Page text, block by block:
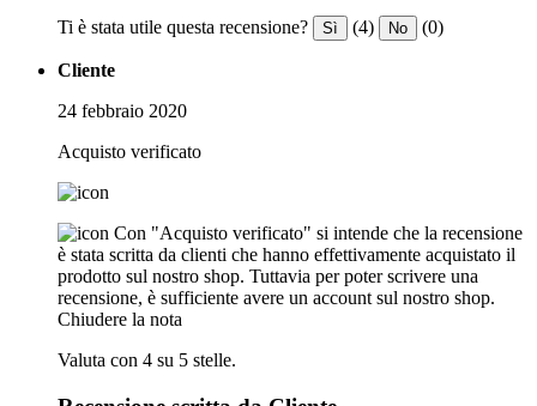
Ti è stata utile questa recensione? Sì (4) No (0)
Cliente
24 febbraio 2020
Acquisto verificato
Con "Acquisto verificato" si intende che la recensione
è stata scritta da clienti che hanno effettivamente acquistato il
prodotto sul nostro shop. Tuttavia per poter scrivere una
recensione, è sufficiente avere un account sul nostro shop.
Chiudere la nota
Valuta con 4 su 5 stelle.